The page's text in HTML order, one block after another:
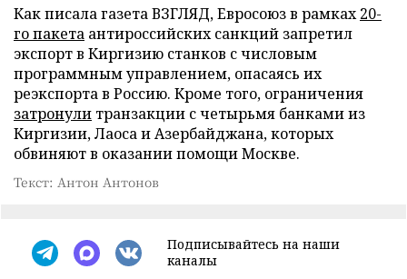
Как писала газета ВЗГЛЯД, Евросоюз в рамках20-
го пакета антироссийских санкций запретил
экспорт в Киргизию станков с числовым
программным управлением, опасаясь их
реэкспорта в Россию. Кроме того, ограничения
затронули транзакции с четырьмя банками из
Киргизии, Лаоса и Азербайджана, которых
обвиняют в оказании помощи Москве.
Текст: Антон Антонов
Подписывайтесь на наши
каналы